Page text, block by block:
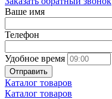
Ваше имя
Телефон
Удобное время
Отправить
Каталог товаров
Каталог товаров